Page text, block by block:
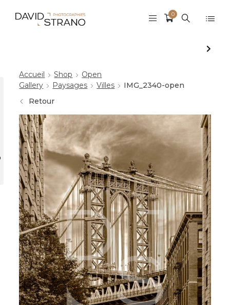
0
Accueil Shop
Open
Gallery
Paysages Villes
IMG_2340-open
Retour